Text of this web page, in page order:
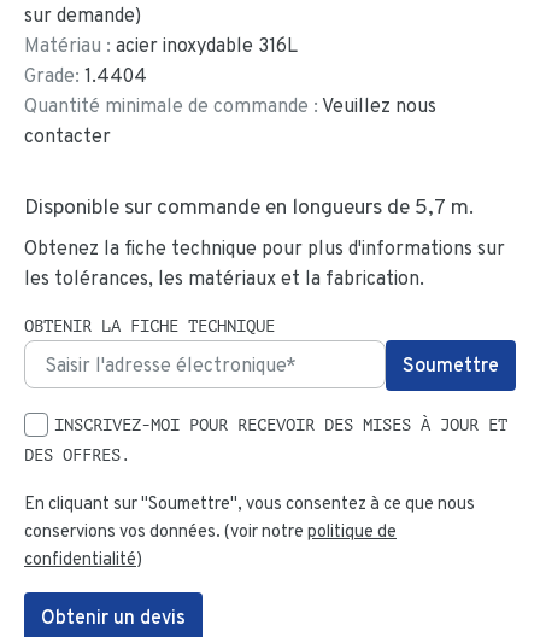
sur demande)
Matériau : acier inoxydable 316L
Grade: 1.4404
Quantité minimale de commande : Veuillez nous
contacter
Disponible sur commande en longueurs de 5,7 m.
Obtenez la fiche technique pour plus d'informations sur
les tolérances, les matériaux et la fabrication.
OBTENIR LA FICHE TECHNIQUE
INSCRIVEZ-MOI POUR RECEVOIR DES MISES À JOUR ET
DES OFFRES.
En cliquant sur "Soumettre", vous consentez à ce que nous
conservions vos données. (voir notre politique de
confidentialité)
Obtenir un devis